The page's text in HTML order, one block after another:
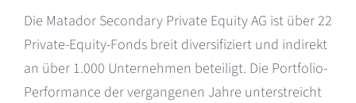
Die Matador Secondary Private Equity AG ist über 22
Private-Equity-Fonds breit diversifiziert und indirekt
an über 1.000 Unternehmen beteiligt. Die Portfolio-
Performance der vergangenen Jahre unterstreicht